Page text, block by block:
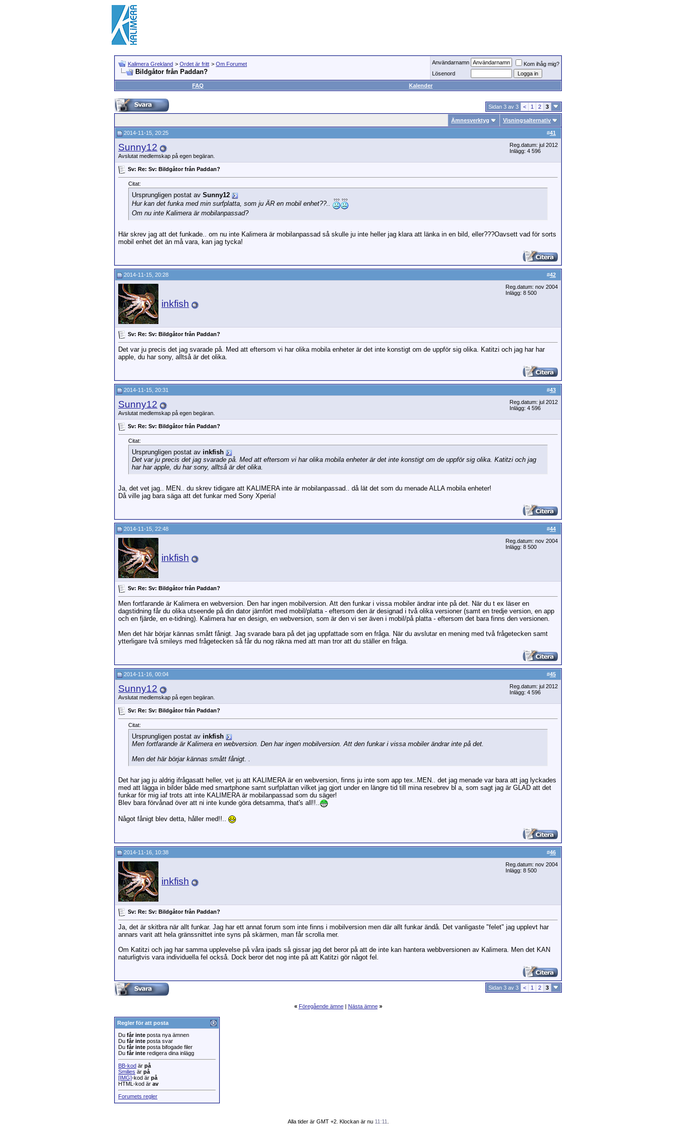
Kalimera Grekland > Ordet är fritt > Om Forumet
Bildgåtor från Paddan?
Användarnamn
Kom ihåg mig?
Lösenord
FAQ
Kalender
Sidan 3 av 3 < 1 2 3
Ämnesverktyg Visningsalternativ
#41
2014-11-15, 20:25
Sunny12
Avslutat medlemskap på egen begäran.
Reg.datum: jul 2012
Inlägg: 4 596
Sv: Re: Sv: Bildgåtor från Paddan?
Citat:
Ursprungligen postat av Sunny12
Hur kan det funka med min surfplatta, som ju ÄR en mobil enhet??..
Om nu inte Kalimera är mobilanpassad?
Här skrev jag att det funkade.. om nu inte Kalimera är mobilanpassad så skulle ju inte heller jag klara att länka in en bild, eller???Oavsett vad för sorts
mobil enhet det än må vara, kan jag tycka!
#42
2014-11-15, 20:28
inkfish
Reg.datum: nov 2004
Inlägg: 8 500
Sv: Re: Sv: Bildgåtor från Paddan?
Det var ju precis det jag svarade på. Med att eftersom vi har olika mobila enheter är det inte konstigt om de uppför sig olika. Katitzi och jag har har
apple, du har sony, alltså är det olika.
#43
2014-11-15, 20:31
Sunny12
Avslutat medlemskap på egen begäran.
Reg.datum: jul 2012
Inlägg: 4 596
Sv: Re: Sv: Bildgåtor från Paddan?
Citat:
Ursprungligen postat av inkfish
Det var ju precis det jag svarade på. Med att eftersom vi har olika mobila enheter är det inte konstigt om de uppför sig olika. Katitzi och jag
har har apple, du har sony, alltså är det olika.
Ja, det vet jag.. MEN.. du skrev tidigare att KALIMERA inte är mobilanpassad.. då lät det som du menade ALLA mobila enheter!
Då ville jag bara säga att det funkar med Sony Xperia!
#44
2014-11-15, 22:48
inkfish
Reg.datum: nov 2004
Inlägg: 8 500
Sv: Re: Sv: Bildgåtor från Paddan?
Men fortfarande är Kalimera en webversion. Den har ingen mobilversion. Att den funkar i vissa mobiler ändrar inte på det. När du t ex läser en
dagstidning får du olika utseende på din dator jämfört med mobil/platta - eftersom den är designad i två olika versioner (samt en tredje version, en app
och en fjärde, en e-tidning). Kalimera har en design, en webversion, som är den vi ser även i mobil/på platta - eftersom det bara finns den versionen.
Men det här börjar kännas smått fånigt. Jag svarade bara på det jag uppfattade som en fråga. När du avslutar en mening med två frågetecken samt
ytterligare två smileys med frågetecken så får du nog räkna med att man tror att du ställer en fråga.
#45
2014-11-16, 00:04
Sunny12
Avslutat medlemskap på egen begäran.
Reg.datum: jul 2012
Inlägg: 4 596
Sv: Re: Sv: Bildgåtor från Paddan?
Citat:
Ursprungligen postat av inkfish
Men fortfarande är Kalimera en webversion. Den har ingen mobilversion. Att den funkar i vissa mobiler ändrar inte på det.
Men det här börjar kännas smått fånigt. .
Det har jag ju aldrig ifrågasatt heller, vet ju att KALIMERA är en webversion, finns ju inte som app tex..MEN.. det jag menade var bara att jag lyckades
med att lägga in bilder både med smartphone samt surfplattan vilket jag gjort under en längre tid till mina resebrev bl a, som sagt jag är GLAD att det
funkar för mig iaf trots att inte KALIMERA är mobilanpassad som du säger!
Blev bara förvånad över att ni inte kunde göra detsamma, that's all!!..
Något fånigt blev detta, håller med!!..
#46
2014-11-16, 10:38
inkfish
Reg.datum: nov 2004
Inlägg: 8 500
Sv: Re: Sv: Bildgåtor från Paddan?
Ja, det är skitbra när allt funkar. Jag har ett annat forum som inte finns i mobilversion men där allt funkar ändå. Det vanligaste "felet" jag upplevt har
annars varit att hela gränssnittet inte syns på skärmen, man får scrolla mer.
Om Katitzi och jag har samma upplevelse på våra ipads så gissar jag det beror på att de inte kan hantera webbversionen av Kalimera. Men det KAN
naturligtvis vara individuella fel också. Dock beror det nog inte på att Katitzi gör något fel.
Sidan 3 av 3 < 1 2 3
« Föregående ämne| Nästa ämne »
Regler för att posta
Du får inte posta nya ämnen
Du får inte posta svar
Du får inte posta bifogade filer
Du får inte redigera dina inlägg
BB-kod är på
Smilies är på
[IMG]-kod är på
HTML-kod är av
Forumets regler
Alla tider är GMT +2. Klockan är nu 11:11